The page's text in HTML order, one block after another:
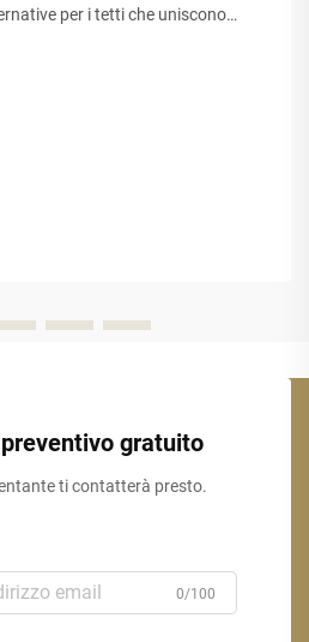
per i tetti che uniscono
un'opzione interessante per
gratuito
ti contatterà presto.
0/100